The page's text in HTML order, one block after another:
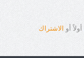
أولاً أو الاشتراك